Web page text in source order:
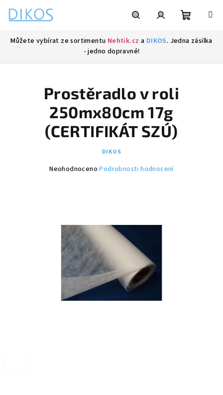
obsah
Můžete vybírat ze sortimentu Nehtik.cz a DIKOS. Jedna zásilka
- jedno dopravné!
Prostěradlo v roli
250mx80cm 17g
(CERTIFIKÁT SZÚ)
DIKOS
Průměrné
hvězdiček.
Neohodnoceno Podrobnosti hodnocení